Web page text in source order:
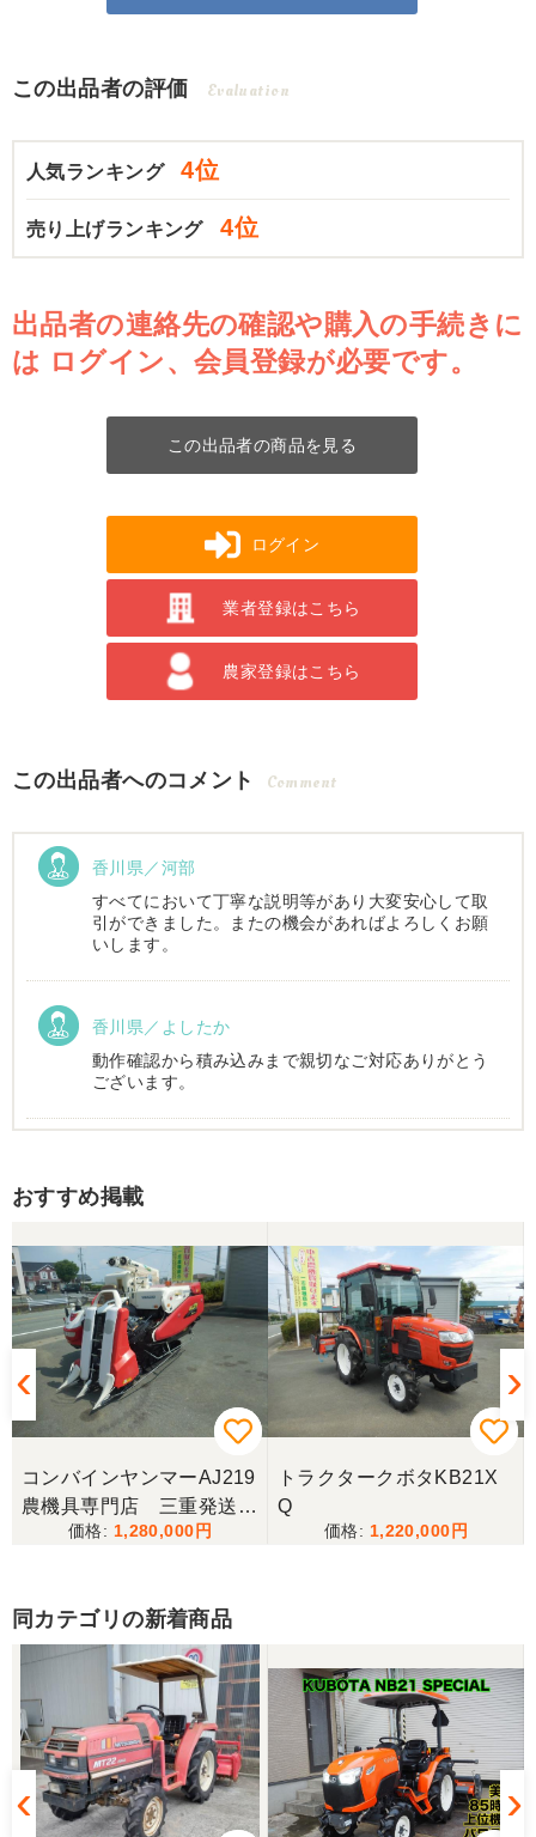
この出品者の評価 Evaluation
人気ランキング 4位
売り上げランキング 4位
出品者の連絡先の確認や購入の手続きに
は ログイン、会員登録が必要です。
この出品者の商品を見る
ログイン
業者登録はこちら
農家登録はこちら
この出品者へのコメント Comment
香川県／河部
すべてにおいて丁寧な説明等があり大変安心して取
引ができました。またの機会があればよろしくお願
いします。
香川県／よしたか
動作確認から積み込みまで親切なご対応ありがとう
ございます。
リピート購入させて頂きました。 ありがとうござい
香川県／井上
とても良くしてもらいました。また購入したいと思
います。
香川県／西川忠洋
丁寧な対応をしていただき計量選別機を無事持ち帰
ることができました。今年の籾摺り時に旧機が故障
し、修理の目途が無い中、手頃な価格の本機を見つ
けることが出来て大満足です。リンスクさんありが
香川県／山崎
10月にコンバインを購入させていただきました、香
川県から熊本県まで運んでもらい、 とても親切に機
械の説明をしていただき感謝しています。 そして、
この度無事に稲刈りを行い、終了しました。 農機リ
ンクスさん、ありがとうございました。
おすすめ掲載
コンバインヤンマーAJ219
農機具専門店 三重発送整
備済み
1,280,000
トラクタークボタKB21X
Q
1,220,000
同カテゴリの新着商品